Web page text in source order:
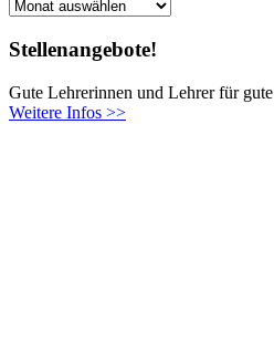
Archiv
Stellenangebote!
Gute Lehrerinnen und Lehrer für
Weitere Infos >>